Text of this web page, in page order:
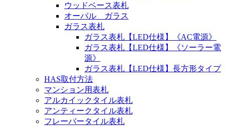
ウッドベース表札
オーバル ガラス
ガラス表札
ガラス表札【LED仕様】《AC電源》
ガラス表札【LED仕様】《ソーラー電
源》
ガラス表札【LED仕様】長方形タイプ
HAS取付方法
マンション用表札
アルカイックタイル表札
アンティークタイル表札
フレーバータイル表札